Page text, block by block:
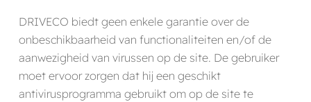
DRIVECO biedt geen enkele garantie over de
onbeschikbaarheid van functionaliteiten en/of de
aanwezigheid van virussen op de site. De gebruiker
moet ervoor zorgen dat hij een geschikt
antivirusprogramma gebruikt om op de site te